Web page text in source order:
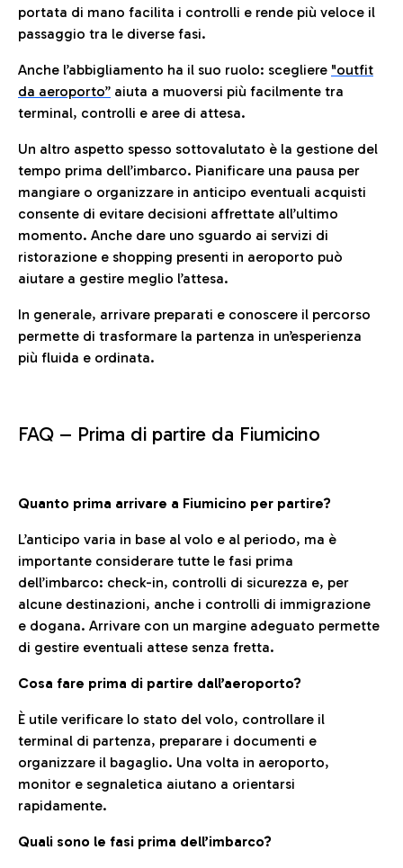
portata di mano facilita i controlli e rende più veloce il
passaggio tra le diverse fasi.
Anche l’abbigliamento ha il suo ruolo: scegliere "outfit
da aeroporto” aiuta a muoversi più facilmente tra
terminal, controlli e aree di attesa.
Un altro aspetto spesso sottovalutato è la gestione del
tempo prima dell’imbarco. Pianificare una pausa per
mangiare o organizzare in anticipo eventuali acquisti
consente di evitare decisioni affrettate all’ultimo
momento. Anche dare uno sguardo ai servizi di
ristorazione e shopping presenti in aeroporto può
aiutare a gestire meglio l’attesa.
In generale, arrivare preparati e conoscere il percorso
permette di trasformare la partenza in un’esperienza
più fluida e ordinata.
FAQ – Prima di partire da Fiumicino
Quanto prima arrivare a Fiumicino per partire?
L’anticipo varia in base al volo e al periodo, ma è
importante considerare tutte le fasi prima
dell’imbarco: check-in, controlli di sicurezza e, per
alcune destinazioni, anche i controlli di immigrazione
e dogana. Arrivare con un margine adeguato permette
di gestire eventuali attese senza fretta.
Cosa fare prima di partire dall’aeroporto?
È utile verificare lo stato del volo, controllare il
terminal di partenza, preparare i documenti e
organizzare il bagaglio. Una volta in aeroporto,
monitor e segnaletica aiutano a orientarsi
rapidamente.
Quali sono le fasi prima dell’imbarco?